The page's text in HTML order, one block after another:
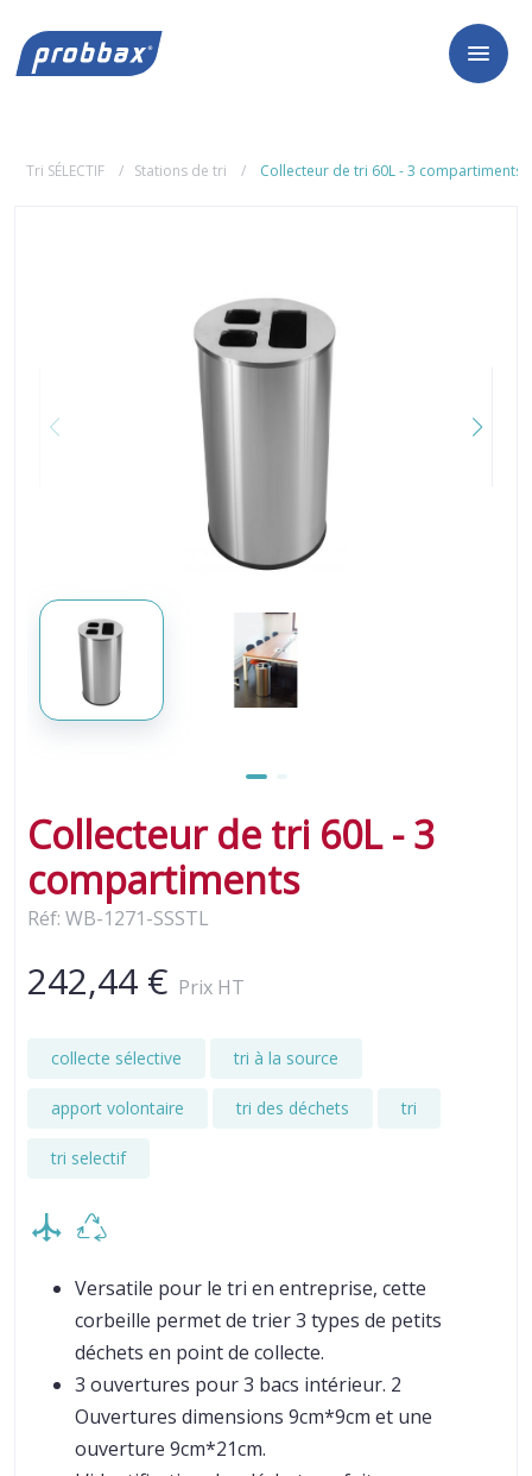
Tri SÉLECTIF Stations de tri Collecteur de tri 60L - 3 compartiments
Collecteur de tri 60L - 3
compartiments
Réf: WB-1271-SSSTL
242,44 € Prix HT
collecte sélective tri à la source
apport volontaire tri des déchets tri
tri selectif
Versatile pour le tri en entreprise, cette
corbeille permet de trier 3 types de petits
déchets en point de collecte.
3 ouvertures pour 3 bacs intérieur. 2
Ouvertures dimensions 9cm*9cm et une
ouverture 9cm*21cm.